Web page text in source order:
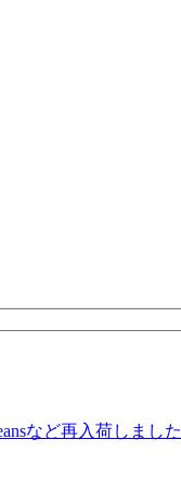
など再入荷しました